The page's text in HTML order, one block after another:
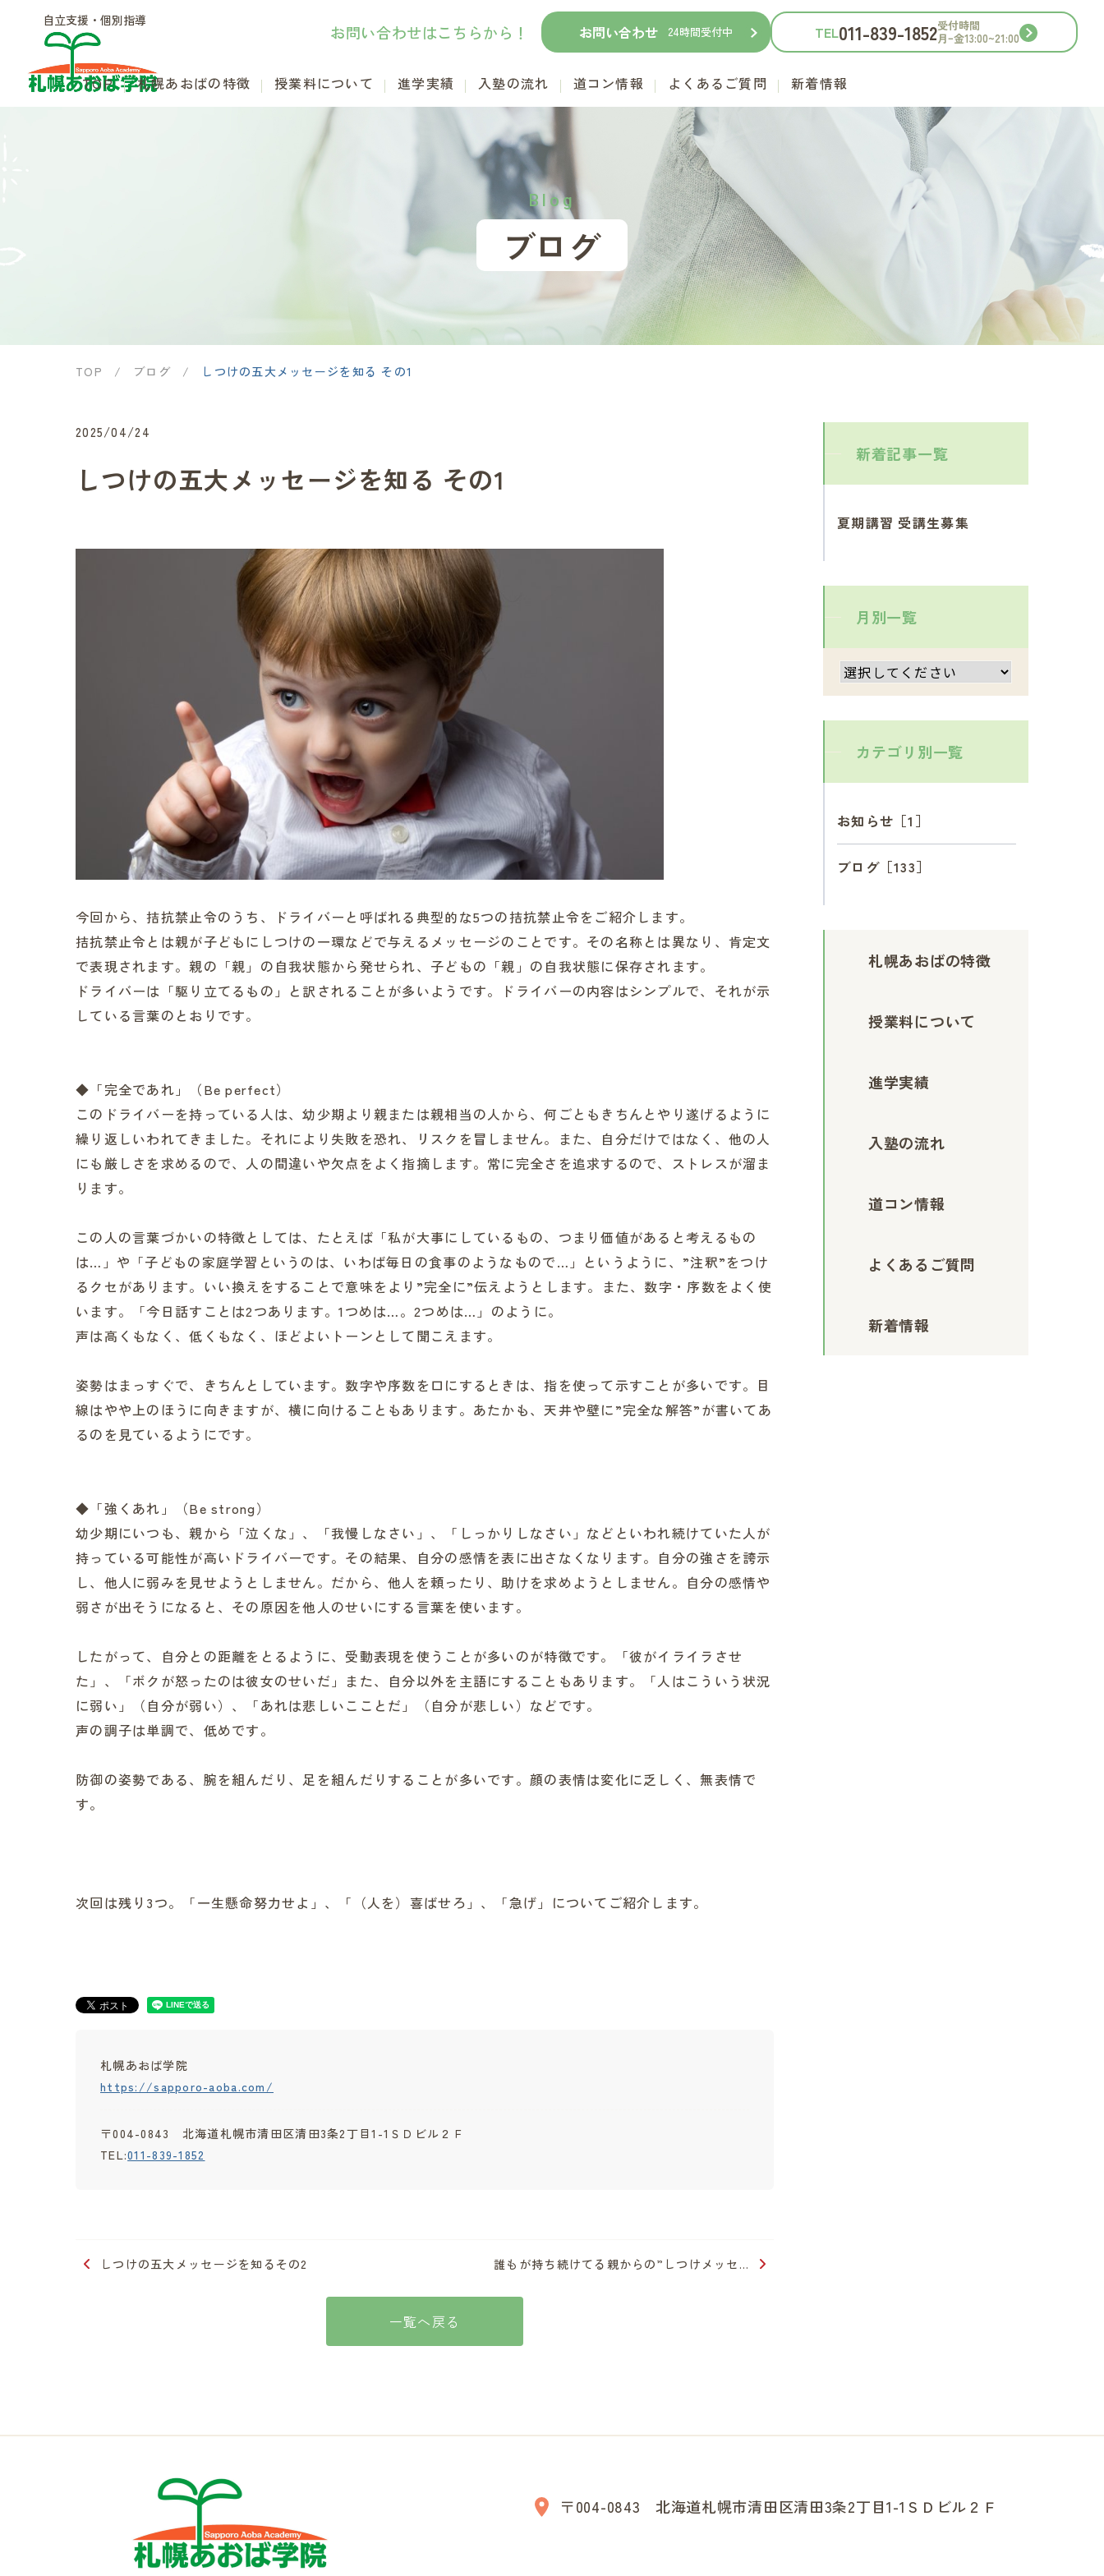
自立支援・個別指導
TOP 札幌あおばの特徴 授業料について 進学実績 入塾の流れ 道コン情報 よくあるご質問 新着情報
お問い合わせはこちらから！ お問い合わせ 24時間受付中 TEL011-839-1852受付時間
月ｰ金13:00~21:00
Blog
ブログ
TOP / ブログ / しつけの五大メッセージを知る その1
2025/04/24
しつけの五大メッセージを知る その1
今回から、拮抗禁止令のうち、ドライバーと呼ばれる典型的な5つの拮抗禁止令をご紹介します。
拮抗禁止令とは親が子どもにしつけの一環などで与えるメッセージのことです。その名称とは異なり、肯定文
で表現されます。親の「親」の自我状態から発せられ、子どもの「親」の自我状態に保存されます。
ドライバーは「駆り立てるもの」と訳されることが多いようです。ドライバーの内容はシンプルで、それが示
している言葉のとおりです。
◆「完全であれ」（Be perfect）
このドライバーを持っている人は、幼少期より親または親相当の人から、何ごともきちんとやり遂げるように
繰り返しいわれてきました。それにより失敗を恐れ、リスクを冒しません。また、自分だけではなく、他の人
にも厳しさを求めるので、人の間違いや欠点をよく指摘します。常に完全さを追求するので、ストレスが溜ま
ります。
この人の言葉づかいの特徴としては、たとえば「私が大事にしているもの、つまり価値があると考えるもの
は…」や「子どもの家庭学習というのは、いわば毎日の食事のようなもので…」というように、”注釈”をつけ
るクセがあります。いい換えをすることで意味をより”完全に”伝えようとします。また、数字・序数をよく使
います。「今日話すことは2つあります。1つめは…。2つめは…」のように。
声は高くもなく、低くもなく、ほどよいトーンとして聞こえます。
姿勢はまっすぐで、きちんとしています。数字や序数を口にするときは、指を使って示すことが多いです。目
線はやや上のほうに向きますが、横に向けることもあります。あたかも、天井や壁に”完全な解答”が書いてあ
るのを見ているようにです。
◆「強くあれ」（Be strong）
幼少期にいつも、親から「泣くな」、「我慢しなさい」、「しっかりしなさい」などといわれ続けていた人が
持っている可能性が高いドライバーです。その結果、自分の感情を表に出さなくなります。自分の強さを誇示
し、他人に弱みを見せようとしません。だから、他人を頼ったり、助けを求めようとしません。自分の感情や
弱さが出そうになると、その原因を他人のせいにする言葉を使います。
したがって、自分との距離をとるように、受動表現を使うことが多いのが特徴です。「彼がイライラさせ
た」、「ボクが怒ったのは彼女のせいだ」また、自分以外を主語にすることもあります。「人はこういう状況
に弱い」（自分が弱い）、「あれは悲しいこことだ」（自分が悲しい）などです。
声の調子は単調で、低めです。
防御の姿勢である、腕を組んだり、足を組んだりすることが多いです。顔の表情は変化に乏しく、無表情で
す。
次回は残り3つ。「一生懸命努力せよ」、「（人を）喜ばせろ」、「急げ」についてご紹介します。
札幌あおば学院
https://sapporo-aoba.com/
〒004-0843 北海道札幌市清田区清田3条2丁目1-1ＳＤビル２Ｆ
TEL:011-839-1852
しつけの五大メッセージを知るその2 誰もが持ち続けてる親からの”しつけメッセ…
一覧へ戻る
新着記事一覧
夏期講習 受講生募集
月別一覧
カテゴリ別一覧
お知らせ［1］
ブログ［133］
札幌あおばの特徴
授業料について
進学実績
入塾の流れ
道コン情報
よくあるご質問
新着情報
〒004-0843 北海道札幌市清田区清田3条2丁目1-1ＳＤビル２Ｆ